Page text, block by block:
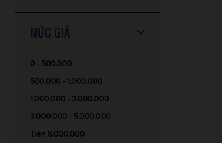
MỨC GIÁ
0 - 500.000
500.000 - 1.000.000
1.000.000 - 3.000.000
3.000.000 - 5.000.000
Trên 5.000.000